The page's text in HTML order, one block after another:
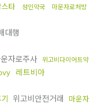
스타 성인약국
마운자로처방
대행
자로주사 위고비다이어트약
레트비아
위고비안전거래
마운자